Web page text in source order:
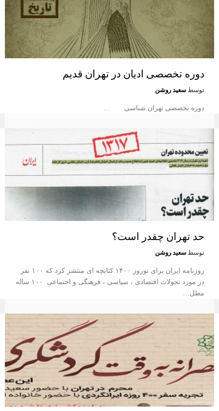
دوره تخصصی ادیان در تهران قدیم
توسط سعید روشن
دوره تخصصی تهران شناسی …
حد تهران چقدر است؟
توسط سعید روشن
روزنامه ایران برای نوروز ۱۴۰۰ کتابچه ای منتشر کرد که ۱۰۰ نفر
در مورد تحولات اقتصادی ، سیاسی ، فرهنگی و اجتماعی ۱۰۰ ساله
مطل…